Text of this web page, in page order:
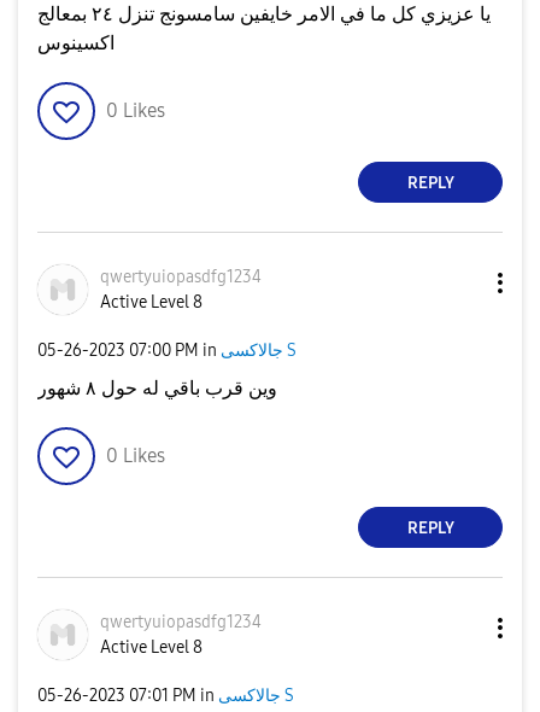
يا عزيزي كل ما في الامر خايفين سامسونج تنزل ٢٤ بمعالج
اكسينوس
0 Likes
REPLY
qwertyuiopasdfg1234
Active Level 8
‎05-26-2023 07:00 PM in جالاكسى S
وين قرب باقي له حول ٨ شهور
0 Likes
REPLY
qwertyuiopasdfg1234
Active Level 8
‎05-26-2023 07:01 PM in جالاكسى S